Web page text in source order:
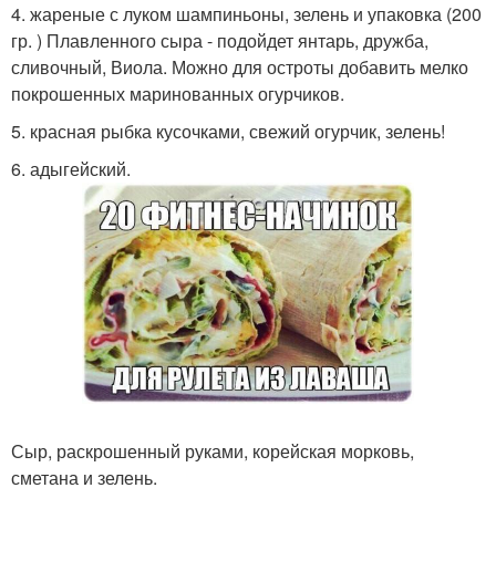
4. жареные с луком шампиньоны, зелень и упаковка (200
гр. ) Плавленного сыра - подойдет янтарь, дружба,
сливочный, Виола. Можно для остроты добавить мелко
покрошенных маринованных огурчиков.
5. красная рыбка кусочками, свежий огурчик, зелень!
6. адыгейский.
Сыр, раскрошенный руками, корейская морковь,
сметана и зелень.